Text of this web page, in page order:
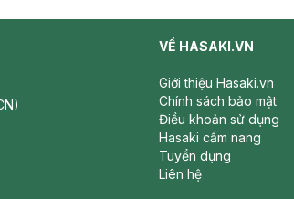
VỀ HASAKI.VN
Giới thiệu Hasaki.vn
Chính sách bảo mật
Điều khoản sử dụng
Hasaki cẩm nang
Tuyển dụng
Liên hệ